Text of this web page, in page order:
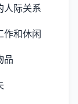
人际关系
作和休闲
品